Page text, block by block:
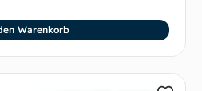
Warenkorb